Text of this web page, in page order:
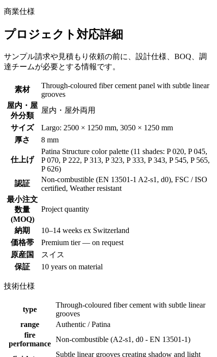
商業仕様
プロジェクト対応詳細
サンプル請求や見積もり依頼の前に、設計仕様、BOQ、調
達チームが必要とする情報です。
素材
Through-coloured fiber cement panel with subtle linear
grooves
屋内・屋
外分類
屋内・屋外両用
サイズ
Largo: 2500 × 1250 mm, 3050 × 1250 mm
厚さ
8 mm
仕上げ
Patina Structure color palette (11 shades: P 020, P 045,
P 070, P 222, P 313, P 323, P 333, P 343, P 545, P 565,
P 626)
認証
Non-combustible (EN 13501-1 A2-s1, d0), FSC / ISO
certified, Weather resistant
最小注文
数量
(MOQ)
Project quantity
納期
10–14 weeks ex Switzerland
価格帯
Premium tier — on request
原産国
スイス
保証
10 years on material
技術仕様
type
Through-coloured fiber cement with subtle linear
grooves
range
Authentic / Patina
fire
performance
Non-combustible (A2-s1, d0 - EN 13501-1)
Subtle linear grooves creating shadow and light